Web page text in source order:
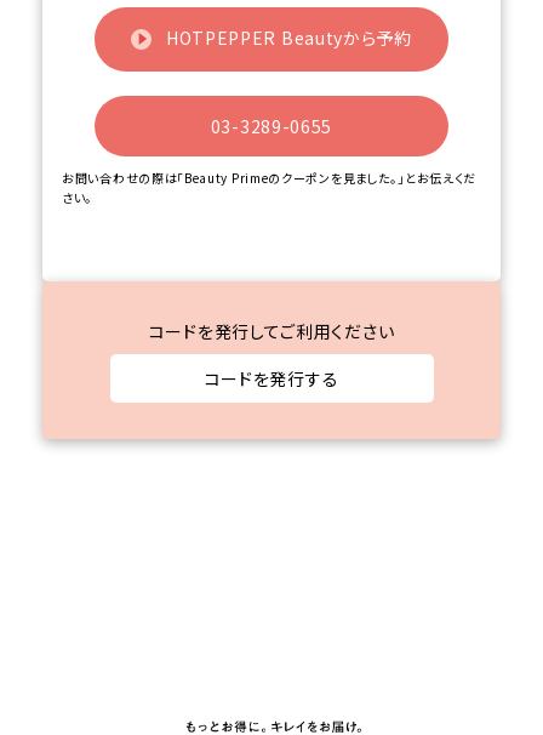
HOTPEPPER Beautyから予約
03-3289-0655
お問い合わせの際は「Beauty Primeのクーポンを見ました。」とお伝えくだ
さい。
コードを発行してご利用ください
コードを発行する